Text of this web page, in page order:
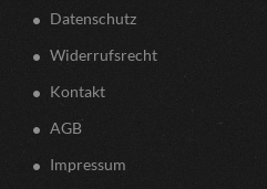
Datenschutz
Widerrufsrecht
Kontakt
AGB
Impressum